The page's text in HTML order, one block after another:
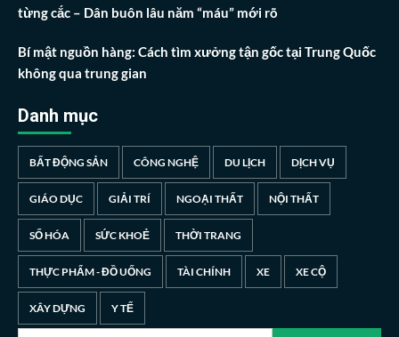
từng cắc – Dân buôn lâu năm “máu” mới rõ
Bí mật nguồn hàng: Cách tìm xưởng tận gốc tại Trung Quốc
không qua trung gian
Danh mục
BẤT ĐỘNG SẢN CÔNG NGHỆ DU LỊCH DỊCH VỤ
GIÁO DỤC GIẢI TRÍ NGOẠI THẤT NỘI THẤT
SỐ HÓA SỨC KHOẺ THỜI TRANG
THỰC PHẨM - ĐỒ UỐNG TÀI CHÍNH XE XE CỘ
XÂY DỰNG Y TẾ